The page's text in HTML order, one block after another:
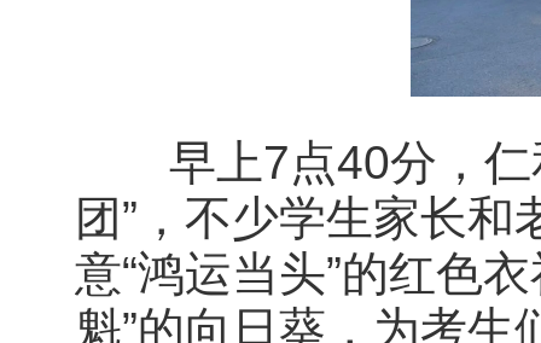
早上7点40分，仁
团”，不少学生家长
意“鸿运当头”的红色
魁”的向日葵，为考生